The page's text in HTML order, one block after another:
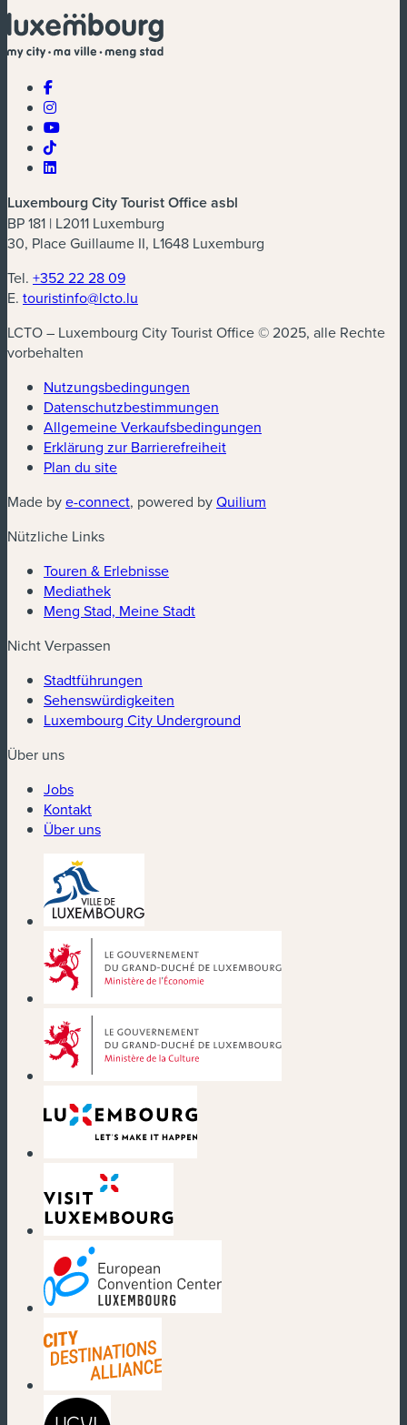
Luxembourg City Tourist Office asbl
BP 181 | L2011 Luxemburg
30, Place Guillaume II, L1648 Luxemburg
Tel. +352 22 28 09
E. touristinfo@lcto.lu
LCTO – Luxembourg City Tourist Office © 2025, alle Rechte
vorbehalten
Nutzungsbedingungen
Datenschutzbestimmungen
Allgemeine Verkaufsbedingungen
Erklärung zur Barrierefreiheit
Plan du site
Made bye-connect, powered byQuilium
Nützliche Links
Touren & Erlebnisse
Mediathek
Meng Stad, Meine Stadt
Nicht Verpassen
Stadtführungen
Sehenswürdigkeiten
Luxembourg City Underground
Über uns
Jobs
Kontakt
Über uns